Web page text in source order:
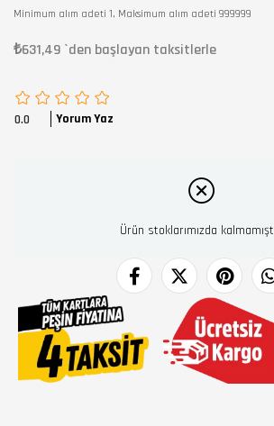
Minimum alım adeti 1, Maksimum alım adeti 999999
₺631,49 `den başlayan taksitlerle
0.0 Yorum Yaz
Ürün stoklarımızda